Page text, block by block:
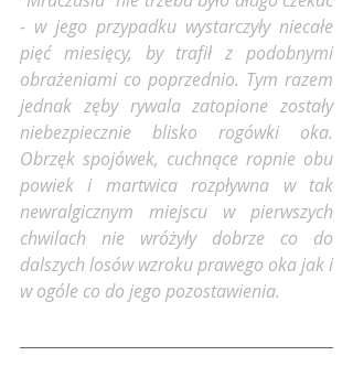
- w jego przypadku wystarczyły niecałe
pięć miesięcy, by trafił z podobnymi
obrażeniami co poprzednio. Tym razem
jednak zęby rywala zatopione zostały
niebezpiecznie blisko rogówki oka.
Obrzęk spojówek, cuchnące ropnie obu
powiek i martwica rozpływna w tak
newralgicznym miejscu w pierwszych
chwilach nie wróżyły dobrze co do
dalszych losów wzroku prawego oka jak i
w ogóle co do jego pozostawienia.